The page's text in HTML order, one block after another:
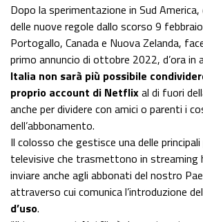
Dopo la sperimentazione in Sud America,
delle nuove regole dallo scorso 9
Portogallo, Canada e Nuova Zelanda,
primo annuncio di ottobre 2022, d’ora in
Italia non sarà più possibile
proprio account di Netflixal di fuori
anche per dividere con amici o parenti i
dell’abbonamento.
Il colosso che gestisce una delle
televisive che trasmettono in
inviare anche agli abbonati del nostro
attraverso cui comunica l’introduzione
d’uso.